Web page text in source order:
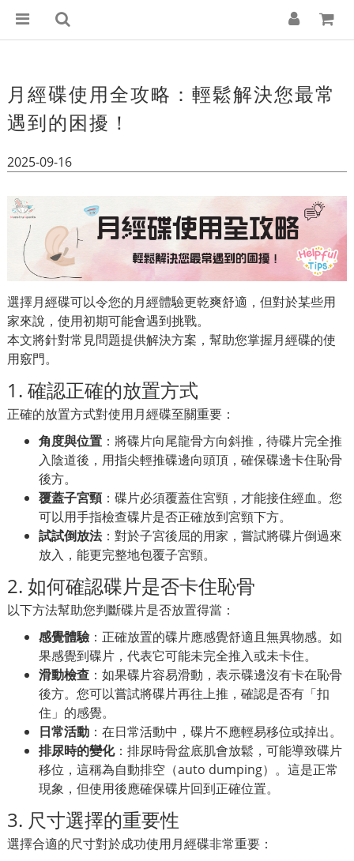
月經碟使用全攻略：輕鬆解決您最常
遇到的困擾！
2025-09-16
選擇月經碟可以令您的月經體驗更乾爽舒適，但對於某些用
家來說，使用初期可能會遇到挑戰。
本文將針對常見問題提供解決方案，幫助您掌握月經碟的使
用竅門。
1. 確認正確的放置方式
正確的放置方式對使用月經碟至關重要：
角度與位置 ：將碟片向尾龍骨方向斜推，待碟片完全推
入陰道後，用指尖輕推碟邊向頭頂，確保碟邊卡住恥骨
後方。
覆蓋子宮頸：碟片必須覆蓋住宮頸，才能接住經血。您
可以用手指檢查碟片是否正確放到宮頸下方。
試試倒放法：對於子宮後屈的用家，嘗試將碟片倒過來
放入，能更完整地包覆子宮頸。
2. 如何確認碟片是否卡住恥骨
以下方法幫助您判斷碟片是否放置得當：
感覺體驗 ：正確放置的碟片應感覺舒適且無異物感。如
果感覺到碟片，代表它可能未完全推入或未卡住。
滑動檢查 ：如果碟片容易滑動，表示碟邊沒有卡在恥骨
後方。您可以嘗試將碟片再往上推，確認是否有「扣
住」的感覺。
日常活動 ：在日常活動中，碟片不應輕易移位或掉出。
排尿時的變化：排尿時骨盆底肌會放鬆，可能導致碟片
移位，這稱為自動排空（auto dumping）。這是正常
現象，但使用後應確保碟片回到正確位置。
3. 尺寸選擇的重要性
選擇合適的尺寸對於成功使用月經碟非常重要：